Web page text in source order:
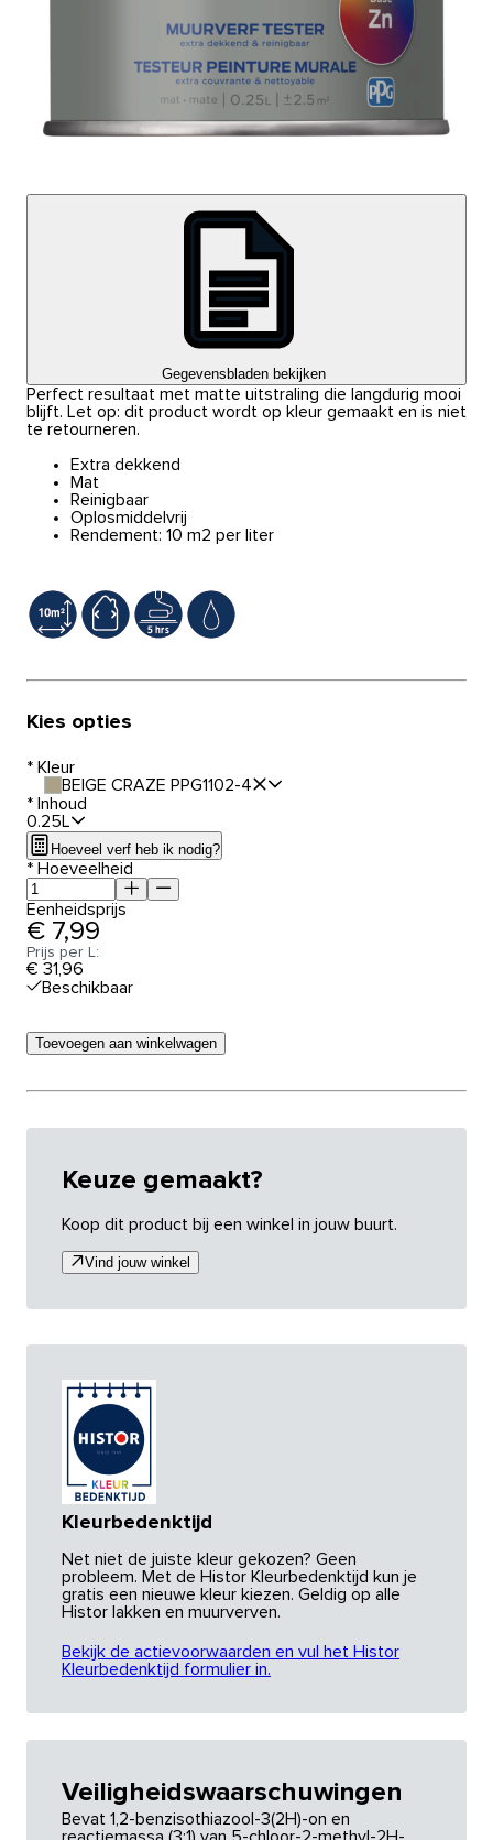
Gegevensbladen bekijken
Perfect resultaat met matte uitstraling die langdurig mooi
blijft. Let op: dit product wordt op kleur gemaakt en is niet
te retourneren.
Extra dekkend
Mat
Reinigbaar
Oplosmiddelvrij
Rendement: 10 m2 per liter
Kies opties
* Kleur
BEIGE CRAZE PPG1102-4
* Inhoud
0.25L
Hoeveel verf heb ik nodig?
* Hoeveelheid
Eenheidsprijs
€ 7,99
Prijs per L:
€ 31,96
Beschikbaar
Toevoegen aan winkelwagen
Keuze gemaakt?
Koop dit product bij een winkel in jouw buurt.
Vind jouw winkel
Kleurbedenktijd
Net niet de juiste kleur gekozen? Geen
probleem. Met de Histor Kleurbedenktijd kun je
gratis een nieuwe kleur kiezen. Geldig op alle
Histor lakken en muurverven.
Bekijk de actievoorwaarden en vul het Histor
Kleurbedenktijd formulier in.
Veiligheidswaarschuwingen
Bevat 1,2-benzisothiazool-3(2H)-on en
reactiemassa (3:1) van 5-chloor-2-methyl-2H-